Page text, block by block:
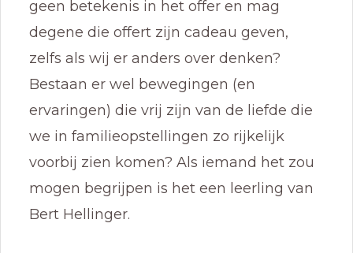
geen betekenis in het offer en mag
degene die offert zijn cadeau geven,
zelfs als wij er anders over denken?
Bestaan er wel bewegingen (en
ervaringen) die vrij zijn van de liefde die
we in familieopstellingen zo rijkelijk
voorbij zien komen? Als iemand het zou
mogen begrijpen is het een leerling van
Bert Hellinger.